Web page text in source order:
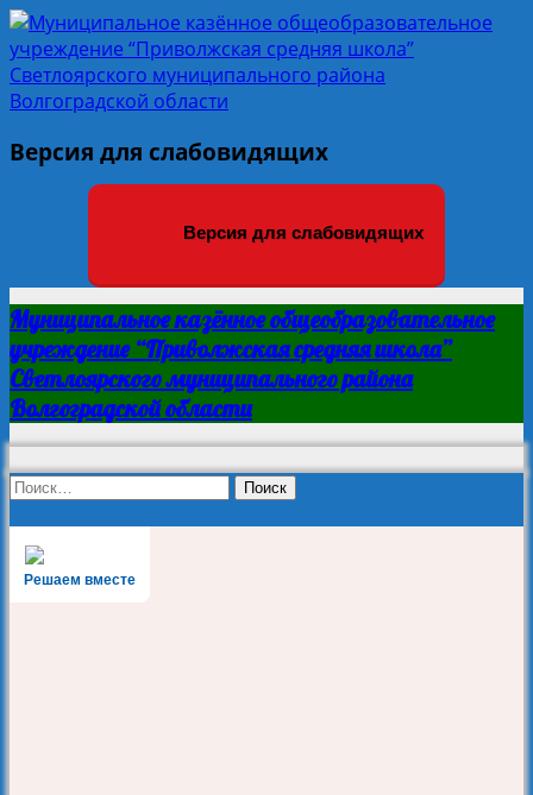
Версия для слабовидящих
Версия для слабовидящих
Муниципальное казённое общеобразовательное
учреждение “Приволжская средняя школа”
Светлоярского муниципального района
Волгоградской области
Найти:
Решаем вместе